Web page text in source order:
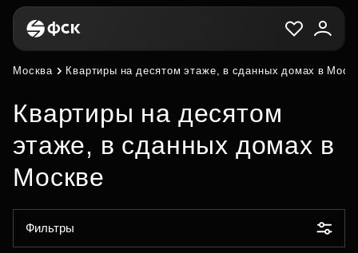
Москва Квартиры на десятом этаже, в сданных домах в
Квартиры на десятом
этаже, в сданных домах в
Москве
Фильтры